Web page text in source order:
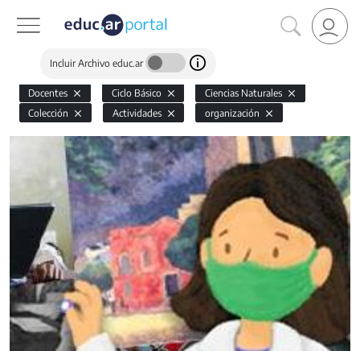
Incluir Archivo educ.ar
Docentes Ciclo Básico
Ciencias Naturales
Colección
Actividades organización